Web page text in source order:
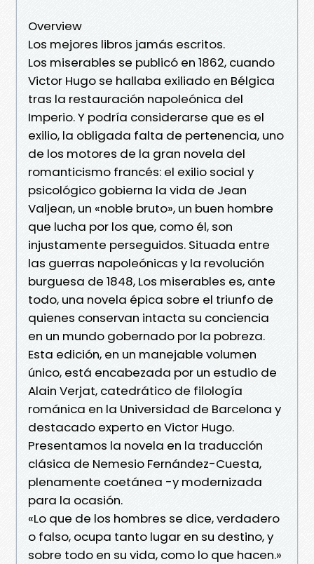
Overview
Los mejores libros jamás escritos.
Los miserables se publicó en 1862, cuando
Victor Hugo se hallaba exiliado en Bélgica
tras la restauración napoleónica del
Imperio. Y podría considerarse que es el
exilio, la obligada falta de pertenencia, uno
de los motores de la gran novela del
romanticismo francés: el exilio social y
psicológico gobierna la vida de Jean
Valjean, un «noble bruto», un buen hombre
que lucha por los que, como él, son
injustamente perseguidos. Situada entre
las guerras napoleónicas y la revolución
burguesa de 1848, Los miserables es, ante
todo, una novela épica sobre el triunfo de
quienes conservan intacta su conciencia
en un mundo gobernado por la pobreza.
Esta edición, en un manejable volumen
único, está encabezada por un estudio de
Alain Verjat, catedrático de filología
románica en la Universidad de Barcelona y
destacado experto en Victor Hugo.
Presentamos la novela en la traducción
clásica de Nemesio Fernández-Cuesta,
plenamente coetánea -y modernizada
para la ocasión.
«Lo que de los hombres se dice, verdadero
o falso, ocupa tanto lugar en su destino, y
sobre todo en su vida, como lo que hacen.»